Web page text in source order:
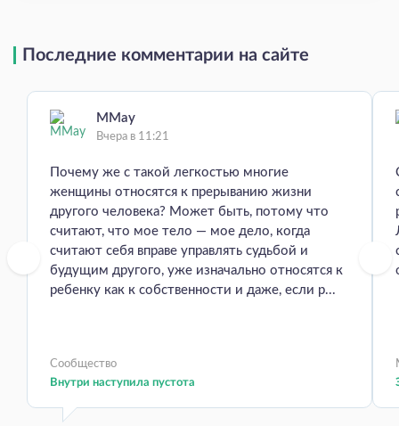
Последние комментарии на сайте
MMay
Вчера в 11:21
Почему же с такой легкостью многие
женщины относятся к прерыванию жизни
другого человека? Может быть, потому что
считают, что мое тело — мое дело, когда
считают себя вправе управлять судьбой и
будущим другого, уже изначально относятся к
ребенку как к собственности и даже, если р...
Сообщество
Внутри наступила пустота